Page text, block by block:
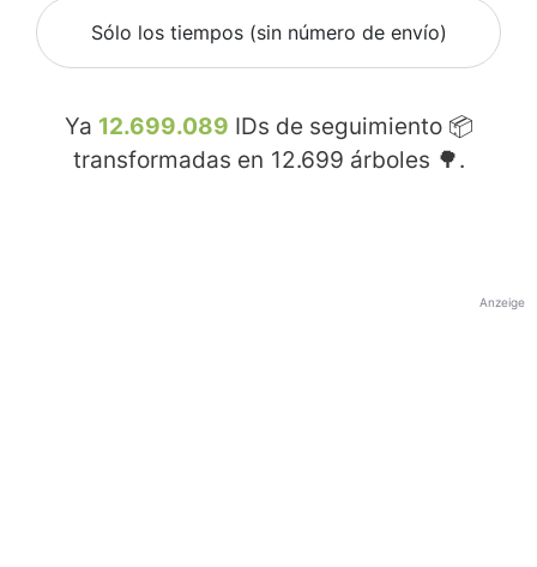
Sólo los tiempos (sin número de envío)
Ya 12.699.089 IDs de seguimiento 📦
transformadas en 12.699 árboles 🌳.
Anzeige